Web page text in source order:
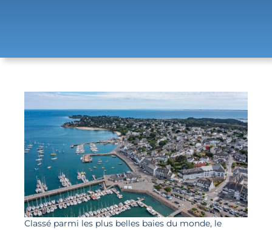
Classé parmi les plus belles baies du monde, le